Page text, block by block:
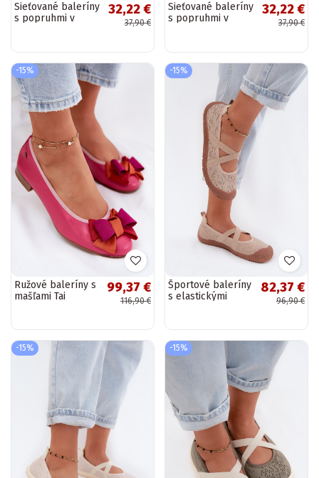
Sieťované baleríny
s popruhmi v
32,22 €
37,90 €
Sieťované baleríny
s popruhmi v
32,22 €
37,90 €
-15%
Ružové baleríny s
mašľami Tai
99,37 €
116,90 €
-15%
Športové baleríny
s elastickými
82,37 €
96,90 €
-15% -15%